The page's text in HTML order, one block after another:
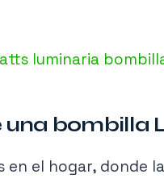
bombilla
el hogar, donde